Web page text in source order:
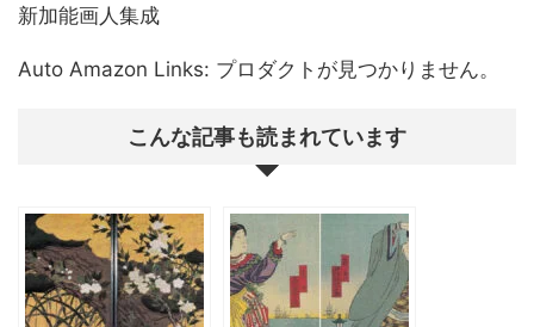
新加能画人集成
Auto Amazon Links: プロダクトが見つかりません。
こんな記事も読まれています